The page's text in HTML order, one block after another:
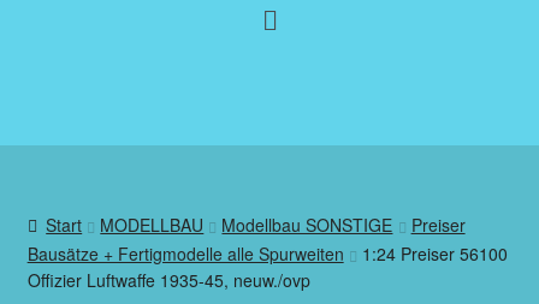
Start MODELLBAU Modellbau SONSTIGE
Preiser
Bausätze + Fertigmodelle alle Spurweiten
1:24 Preiser 56100
Offizier Luftwaffe 1935-45, neuw./ovp